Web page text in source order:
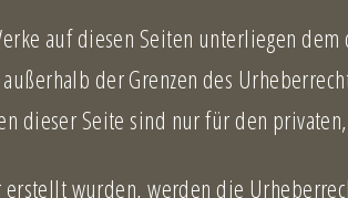
auf diesen Seiten unterliegen
der Grenzen des
dieser Seite sind nur für den
wurden, werden die